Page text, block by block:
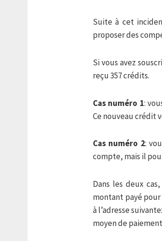
Suite à cet
proposer des
Si vous avez
reçu 357 crédits.
Cas numéro 1:
Ce nouveau crédit
Cas numéro 2:
compte, mais il
Dans les deux
montant payé pour
à l’adresse suivante:
moyen de